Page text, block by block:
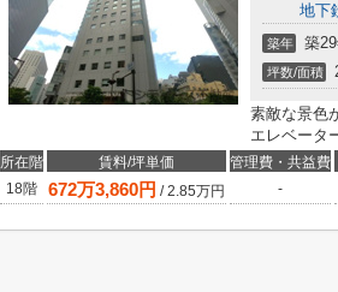
地下
築年 築
坪数/面積
素敵な景色
エレベータ
所在階 賃料/坪単価 管理費・共益費
18階
672万3,860円 /2.85万円 -